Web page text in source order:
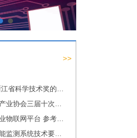
>>